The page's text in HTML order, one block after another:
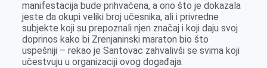
manifestacija bude prihvaćena, a ono što je dokazala
jeste da okupi veliki broj učesnika, ali i privredne
subjekte koji su prepoznali njen značaj i koji daju svoj
doprinos kako bi Zrenjaninski maraton bio što
uspešniji – rekao je Santovac zahvalivši se svima koji
učestvuju u organizaciji ovog događaja.